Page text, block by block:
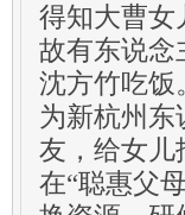
得知大曹女
故有东说念
沈方竹吃饭
为新杭州
友，给女儿
在“聪惠父